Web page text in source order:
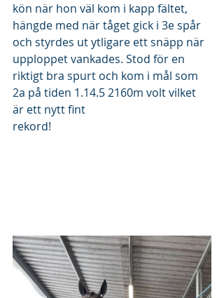
kön när hon väl kom i kapp fältet,
hängde med när tåget gick i 3e spår
och styrdes ut ytligare ett snäpp när
upploppet vankades. Stod för en
riktigt bra spurt och kom i mål som
2a på tiden 1.14.5 2160m volt vilket
är ett nytt fint
rekord!